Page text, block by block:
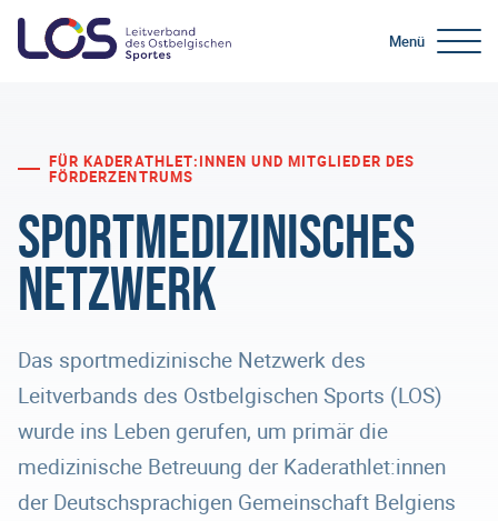
Menü
FÜR KADERATHLET:INNEN UND MITGLIEDER DES
FÖRDERZENTRUMS
Sportmedizinisches
Netzwerk
Das sportmedizinische Netzwerk des
Leitverbands des Ostbelgischen Sports (LOS)
wurde ins Leben gerufen, um primär die
medizinische Betreuung der Kaderathlet:innen
der Deutschsprachigen Gemeinschaft Belgiens